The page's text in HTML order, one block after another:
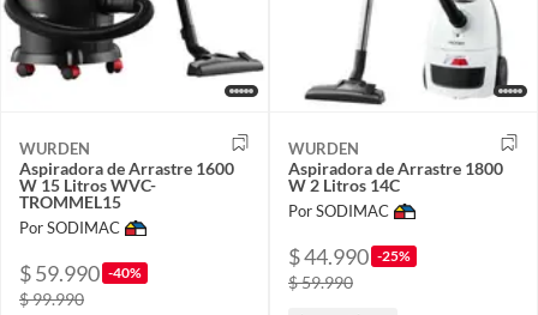
WURDEN
Aspiradora de Arrastre 1600
W 15 Litros WVC-
TROMMEL15
Por SODIMAC
$ 59.990 -40%
$ 99.990
WURDEN
Aspiradora de Arrastre 1800
W 2 Litros 14C
Por SODIMAC
$ 44.990 -25%
$ 59.990